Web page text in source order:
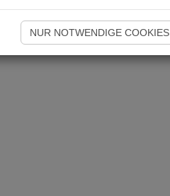
NUR NOTWENDIGE COOKIES